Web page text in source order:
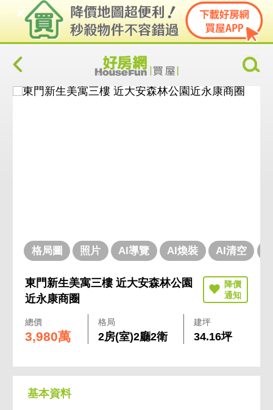
格局圖 照片 AI導覽 AI煥裝 AI清空
東門新生美寓三樓 近大安森林公園
近永康商圈
總價
3,980萬
格局
2房(室)2廳2衛
建坪
34.16坪
基本資料